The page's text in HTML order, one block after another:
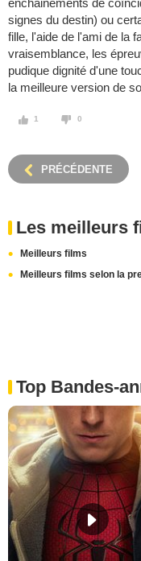
enchainements de
signes du destin) ou
fille, l'aide de l'ami de la
vraisemblance, les
pudique dignité d'une
la meilleure version de
1 0
PRÉCÉDENTE
Les meilleurs
Meilleurs films
Meilleurs films selon la
Top Bandes-